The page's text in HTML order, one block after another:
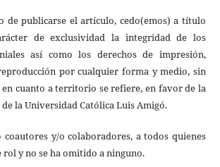
de publicarse el artículo, cedo(emos) a título
de exclusividad la integridad de los
así como los derechos de impresión,
por cualquier forma y medio, sin
cuanto a territorio se refiere, en favor de la
la Universidad Católica Luis Amigó.
coautores y/o colaboradores, a todos quienes
y no se ha omitido a ninguno.